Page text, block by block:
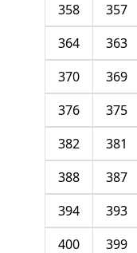
357
358
363
364
369
370
375
376
381
382
387
388
393
394
399
400